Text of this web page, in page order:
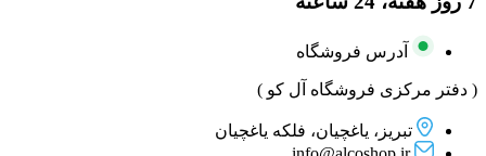
آدرس فروشگاه
( دفتر مرکزی فروشگاه آل کو )
تبریز، یاغچیان، فلکه یاغچیان